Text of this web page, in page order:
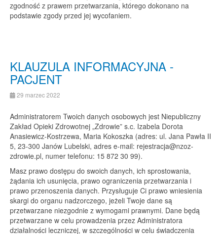
zgodność z prawem przetwarzania, którego dokonano na
podstawie zgody przed jej wycofaniem.
KLAUZULA INFORMACYJNA -
PACJENT
29 marzec 2022
Administratorem Twoich danych osobowych jest Niepubliczny
Zakład Opieki Zdrowotnej „Zdrowie” s.c. Izabela Dorota
Anasiewicz-Kostrzewa, Maria Kokoszka (adres: ul. Jana Pawła II
5, 23-300 Janów Lubelski, adres e-mail: rejestracja@nzoz-
zdrowie.pl, numer telefonu: 15 872 30 99).
Masz prawo dostępu do swoich danych, ich sprostowania,
żądania ich usunięcia, prawo ograniczenia przetwarzania i
prawo przenoszenia danych. Przysługuje Ci prawo wniesienia
skargi do organu nadzorczego, jeżeli Twoje dane są
przetwarzane niezgodnie z wymogami prawnymi. Dane będą
przetwarzane w celu prowadzenia przez Administratora
działalności leczniczej, w szczególności w celu świadczenia